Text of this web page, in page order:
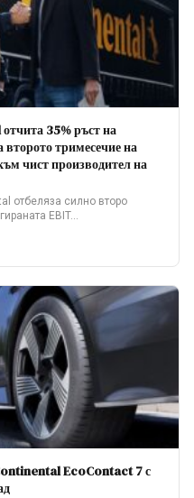
35% ръст на
тримесечие на
чист производител на
отбеляза силно второ
EBIT…
EcoContact 7 с